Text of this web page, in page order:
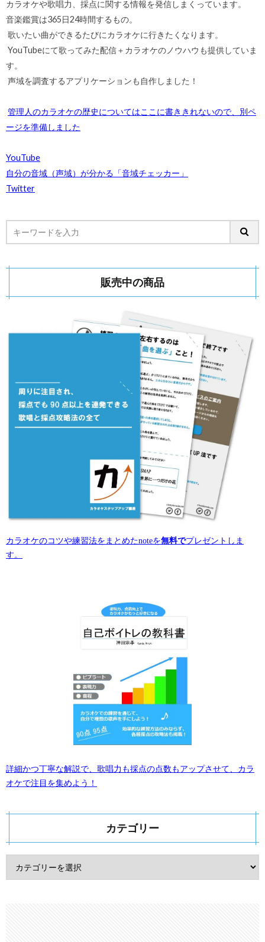
カラオケや歌唱力、採点に関する情報を発信しまくっています。
音楽鑑賞は365日24時間するもの。
歌いたい曲ができるたびにカラオケに行きたくなります。
YouTubeにて歌ってみた配信＋カラオケのノウハウも提供していま
す。
声域を調査するアプリケーションも自作しました！
管理人のカラオケの歴史についてはここに書ききれないので、別ペ
ージを準備しました
YouTube
自分の音域（声域）が分かる「音域チェッカー」
Twitter
販売中の商品
カラオケのコツや練習法をまとめたnoteを無料でプレゼントしま
す。
詳細かつ丁寧な解説で、歌唱力も採点の点数もアップさせて、カラ
オケで注目を集めよう！
カテゴリー